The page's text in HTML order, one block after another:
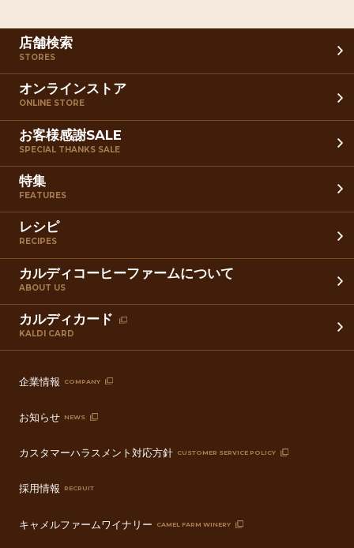
店舗検索
STORES
オンラインストア
ONLINE STORE
お客様感謝SALE
SPECIAL THANKS SALE
特集
FEATURES
レシピ
RECIPES
カルディコーヒーファームについて
ABOUT US
カルディカード
KALDI CARD
企業情報 COMPANY
お知らせ NEWS
カスタマーハラスメント対応方針 CUSTOMER SERVICE POLICY
採用情報 RECRUIT
キャメルファームワイナリー CAMEL FARM WINERY